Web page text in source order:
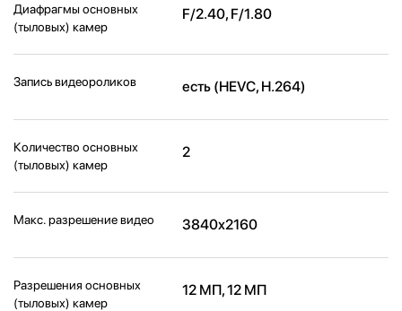
Диафрагмы основных
(тыловых) камер
F/2.40, F/1.80
Запись видеороликов есть (HEVC, H.264)
Количество основных
(тыловых) камер
2
Макс. разрешение видео 3840x2160
Разрешения основных
(тыловых) камер
12 МП, 12 МП